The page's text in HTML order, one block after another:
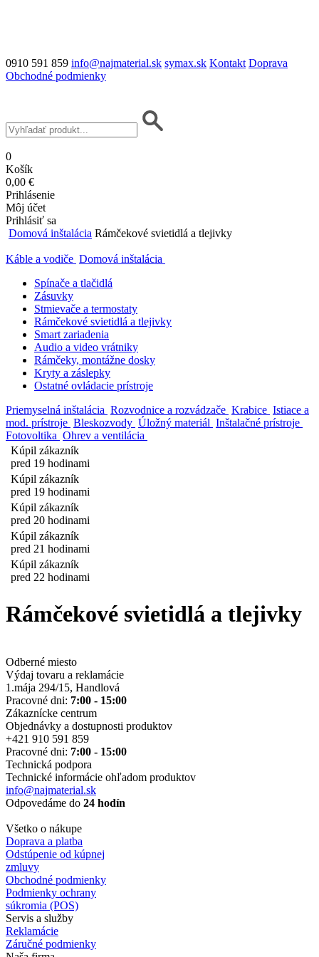
0910 591 859 info@najmaterial.sk symax.sk Kontakt Doprava
Obchodné podmienky
0
Košík
0,00 €
Prihlásenie
Môj účet
Prihlásiť sa
Domová inštalácia Rámčekové svietidlá a tlejivky
Káble a vodiče Domová inštalácia
Spínače a tlačidlá
Zásuvky
Stmievače a termostaty
Rámčekové svietidlá a tlejivky
Smart zariadenia
Audio a video vrátniky
Rámčeky, montážne dosky
Kryty a záslepky
Ostatné ovládacie prístroje
Priemyselná inštalácia Rozvodnice a rozvádzače Krabice Istiace a
mod. prístroje Bleskozvody Úložný materiál Inštalačné prístroje
Fotovoltika Ohrev a ventilácia
Kúpil zákazník
pred 19 hodinami
Kúpil zákazník
pred 19 hodinami
Kúpil zákazník
pred 20 hodinami
Kúpil zákazník
pred 21 hodinami
Kúpil zákazník
pred 22 hodinami
Rámčekové svietidlá a tlejivky
Odberné miesto
Výdaj tovaru a reklamácie
1.mája 294/15, Handlová
Pracovné dni: 7:00 - 15:00
Zákaznícke centrum
Objednávky a dostupnosti produktov
+421 910 591 859
Pracovné dni: 7:00 - 15:00
Technická podpora
Technické informácie ohľadom produktov
info@najmaterial.sk
Odpovedáme do 24 hodín
Všetko o nákupe
Doprava a platba
Odstúpenie od kúpnej
zmluvy
Obchodné podmienky
Podmienky ochrany
súkromia (POS)
Servis a služby
Reklamácie
Záručné podmienky